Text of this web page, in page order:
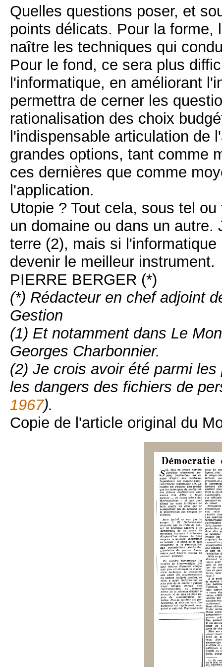
Quelles questions poser, et
points délicats. Pour la forme,
naître les techniques qui
Pour le fond, ce sera plus
l'informatique, en améliorant
permettra de cerner les
rationalisation des choix
l'indispensable articulation de
grandes options, tant comme
ces dernières que comme
l'application.
Utopie ? Tout cela, sous tel
un domaine ou dans un
terre (2), mais si
devenir le meilleur instrument.
PIERRE BERGER (*)
(*) Rédacteur en chef adjoint
Gestion
(1) Et notamment dans Le
Georges Charbonnier.
(2) Je crois avoir été parmi
les dangers des fichiers de
1967).
Copie de l'article original du